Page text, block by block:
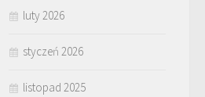
luty 2026
styczeń 2026
listopad 2025